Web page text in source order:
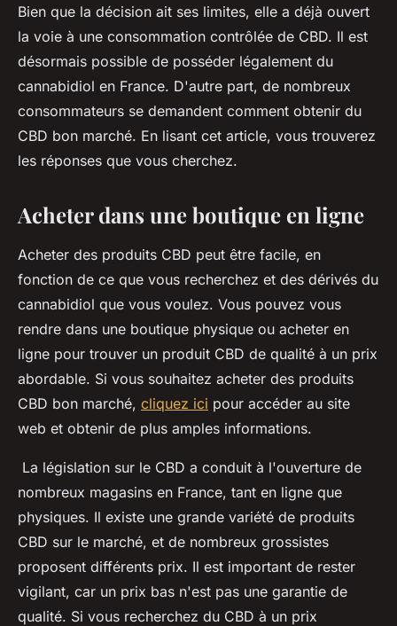
Bien que la décision ait ses limites, elle a déjà ouvert
la voie à une consommation contrôlée de CBD. Il est
désormais possible de posséder légalement du
cannabidiol en France. D'autre part, de nombreux
consommateurs se demandent comment obtenir du
CBD bon marché. En lisant cet article, vous trouverez
les réponses que vous cherchez.
Acheter dans une boutique en ligne
Acheter des produits CBD peut être facile, en
fonction de ce que vous recherchez et des dérivés du
cannabidiol que vous voulez. Vous pouvez vous
rendre dans une boutique physique ou acheter en
ligne pour trouver un produit CBD de qualité à un prix
abordable. Si vous souhaitez acheter des produits
CBD bon marché, cliquez ici pour accéder au site
web et obtenir de plus amples informations.
La législation sur le CBD a conduit à l'ouverture de
nombreux magasins en France, tant en ligne que
physiques. Il existe une grande variété de produits
CBD sur le marché, et de nombreux grossistes
proposent différents prix. Il est important de rester
vigilant, car un prix bas n'est pas une garantie de
qualité. Si vous recherchez du CBD à un prix